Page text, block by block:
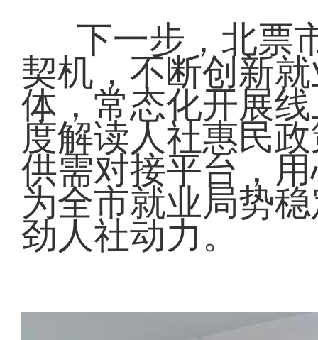
下一步，北票
契机，不断创新
体，常态化开展
度解读人社惠民
供需对接平台，
为全市就业局势
劲人社动力。